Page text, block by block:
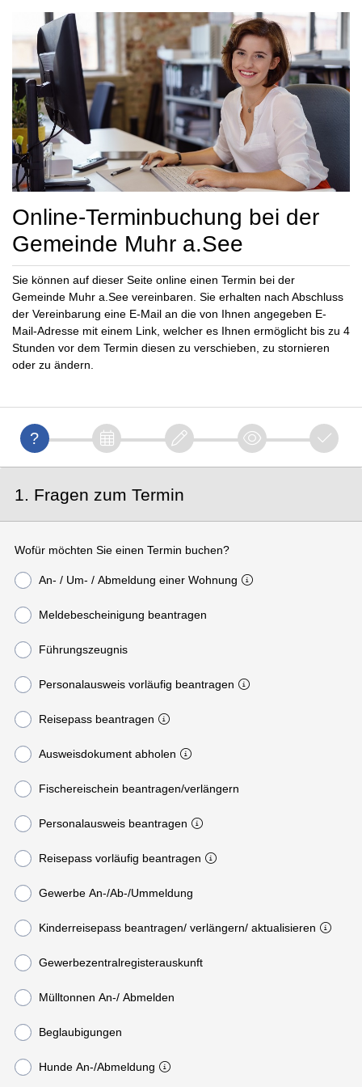
Online-Terminbuchung bei der
Gemeinde Muhr a.See
Sie können auf dieser Seite online einen Termin bei der
Gemeinde Muhr a.See vereinbaren. Sie erhalten nach Abschluss
der Vereinbarung eine E-Mail an die von Ihnen angegeben E-
Mail-Adresse mit einem Link, welcher es Ihnen ermöglicht bis zu 4
Stunden vor dem Termin diesen zu verschieben, zu stornieren
oder zu ändern.
1. Fragen zum Termin
Wofür möchten Sie einen Termin buchen?
An- / Um- / Abmeldung einer Wohnung
Meldebescheinigung beantragen
Führungszeugnis
Personalausweis vorläufig beantragen
Reisepass beantragen
Ausweisdokument abholen
Fischereischein beantragen/verlängern
Personalausweis beantragen
Reisepass vorläufig beantragen
Gewerbe An-/Ab-/Ummeldung
Kinderreisepass beantragen/ verlängern/ aktualisieren
Gewerbezentralregisterauskunft
Mülltonnen An-/ Abmelden
Beglaubigungen
Hunde An-/Abmeldung